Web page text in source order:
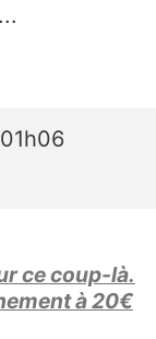
ce coup-là.
à 20€